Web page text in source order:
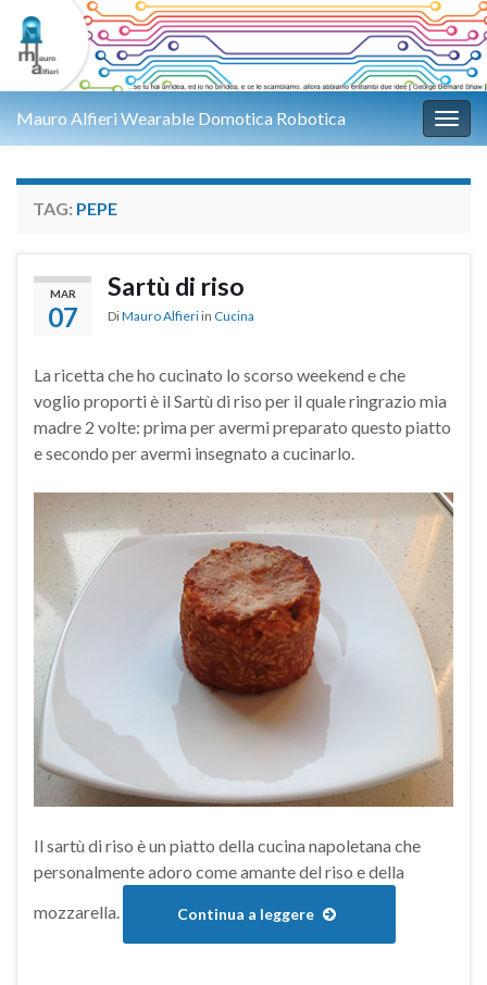
Mauro Alfieri Wearable Domotica Robotica
TAG: PEPE
MAR
07
Sartù di riso
DiMauro Alfieri in Cucina
La ricetta che ho cucinato lo scorso weekend e che
voglio proporti è il Sartù di riso per il quale ringrazio mia
madre 2 volte: prima per avermi preparato questo piatto
e secondo per avermi insegnato a cucinarlo.
Il sartù di riso è un piatto della cucina napoletana che
personalmente adoro come amante del riso e della
mozzarella.
Continua a leggere